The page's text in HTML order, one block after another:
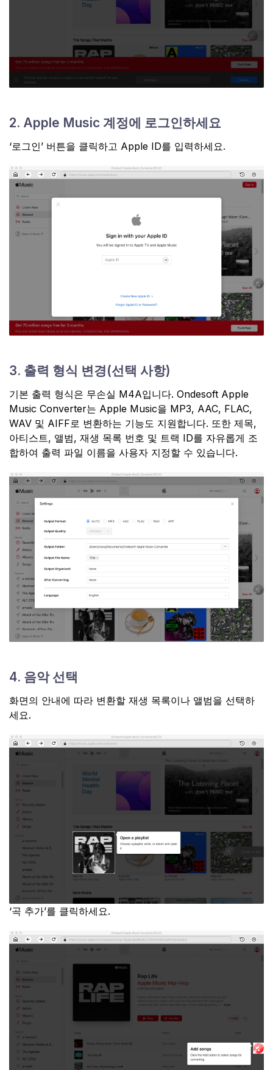
2. Apple Music 계정에 로그인하세요
‘로그인’ 버튼을 클릭하고 Apple ID를 입력하세요.
3. 출력 형식 변경(선택 사항)
기본 출력 형식은 무손실 M4A입니다. Ondesoft Apple
Music Converter는 Apple Music을 MP3, AAC, FLAC,
WAV 및 AIFF로 변환하는 기능도 지원합니다. 또한 제목,
아티스트, 앨범, 재생 목록 번호 및 트랙 ID를 자유롭게 조
합하여 출력 파일 이름을 사용자 지정할 수 있습니다.
4. 음악 선택
화면의 안내에 따라 변환할 재생 목록이나 앨범을 선택하
세요.
‘곡 추가’를 클릭하세요.